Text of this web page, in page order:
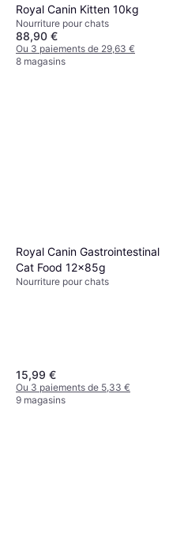
Royal Canin Kitten 10kg
Nourriture pour chats
88,90 €
Ou 3 paiements de 29,63 €
8 magasins
Royal Canin Gastrointestinal
Cat Food 12x85g
Nourriture pour chats
15,99 €
Ou 3 paiements de 5,33 €
9 magasins